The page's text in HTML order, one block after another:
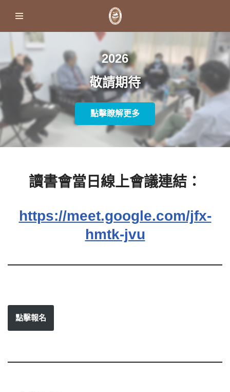
to
content
2026
敬請期待
點擊瞭解更多
讀書會當日線上會議連結：
https://meet.google.com/jfx-
hmtk-jvu
點擊報名